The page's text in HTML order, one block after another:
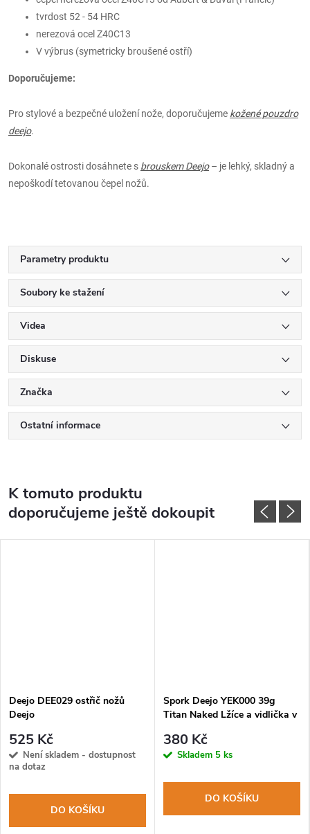
tvrdost 52 - 54 HRC
nerezová ocel Z40C13
V výbrus (symetricky broušené ostří)
Doporučujeme:
Pro stylové a bezpečné uložení nože, doporučujeme kožené pouzdro
deejo.
Dokonalé ostrosti dosáhnete s brouskem Deejo– je lehký, skladný a
nepoškodí tetovanou čepel nožů.
Parametry produktu
Soubory ke stažení
Videa
Diskuse
Značka
Ostatní informace
K tomuto produktu
doporučujeme ještě dokoupit
Deejo DEE029 ostřič nožů
Deejo
525 Kč
Není skladem - dostupnost
na dotaz
DO KOŠÍKU
Spork Deejo YEK000 39g
Titan Naked Lžíce a vidlička v
380 Kč
Skladem 5 ks
DO KOŠÍKU